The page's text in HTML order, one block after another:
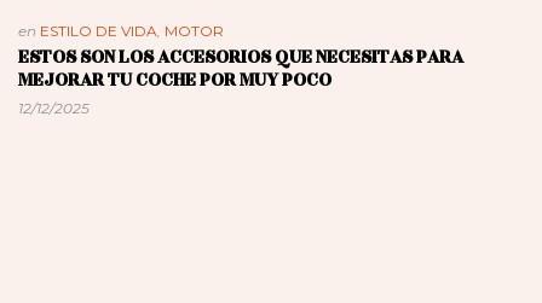
en ESTILO DE VIDA, MOTOR
ESTOS SON LOS ACCESORIOS QUE NECESITAS PARA
MEJORAR TU COCHE POR MUY POCO
12/12/2025